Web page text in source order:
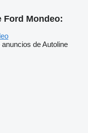
Ford Mondeo:
de Autoline